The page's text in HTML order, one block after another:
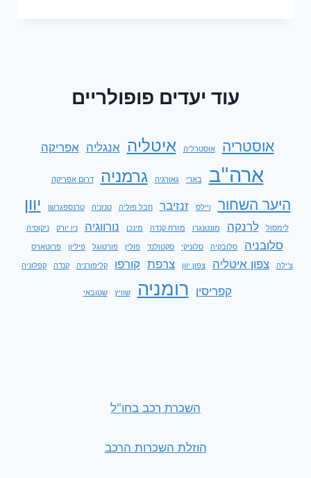
יולי
2024
עוד יעדים פופולריים
אוסטריה אוסטרליה איטליה אנגליה אפריקה
ארה"ב בארי גאורגיה גרמניה דרום אפריקה
היער השחור ויילס זנזיבר חבל פוליה טנזניה טרנספגרשן יוון
לימסול לרנקה מונטנגרו מזרח קנדה מינכן נורווגיה ניו יורק ניקוסיה
סלובניה סלובקיה סלוניקי סקטולנד פולין פורטוגל פיליון פרוטארס
צ'ילה צפון איטליה צפון יוון צרפת קורפו קליפורניה קנדה קפלוניה
קפריסין רומניה שוויץ שטובאי
השכרת רכב בחו"ל
הוזלת השכרות הרכב